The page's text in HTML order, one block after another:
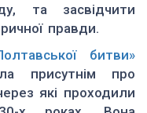
та засвідчити
правди.
битви»
присутнім про
які проходили